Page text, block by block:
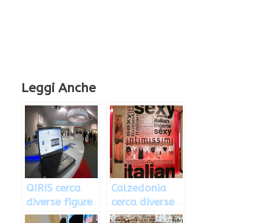
Leggi Anche
QIRIS cerca
diverse figure
professionali
Calzedonia
cerca diverse
figure